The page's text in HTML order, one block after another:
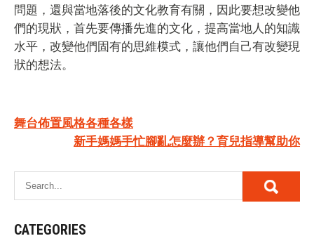
問題，還與當地落後的文化教育有關，因此要想改變他
們的現狀，首先要傳播先進的文化，提高當地人的知識
水平，改變他們固有的思維模式，讓他們自己有改變現
狀的想法。
Post
navigation
舞台佈置風格各種各樣
新手媽媽手忙腳亂怎麼辦？育兒指導幫助你
CATEGORIES